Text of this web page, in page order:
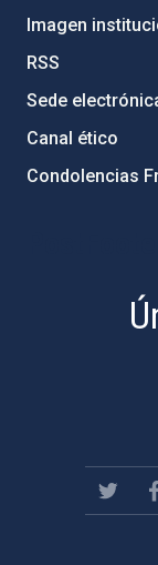
Imagen
RSS
Sede
Canal ético
Condolencias